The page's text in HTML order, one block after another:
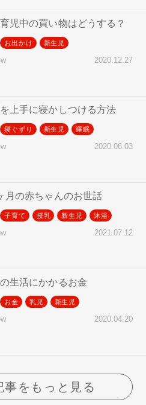
児中の買い物はどうする？
お出かけ 新生児
2020.12.27
上手に寝かしつける方法
寝ぐずり 新生児 睡眠
2020.06.03
月の赤ちゃんのお世話
子育て 授乳 新生児 沐浴
2021.07.12
生活にかかるお金
お金 乳児 新生児
2020.04.20
事をもっと見る